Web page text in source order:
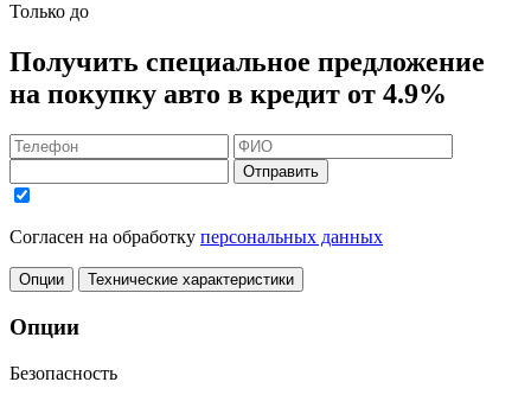
Только до
Получить специальное предложение
на покупку авто в кредит от 4.9%
Отправить
Согласен на обработку персональных данных
Опции Технические характеристики
Опции
Безопасность